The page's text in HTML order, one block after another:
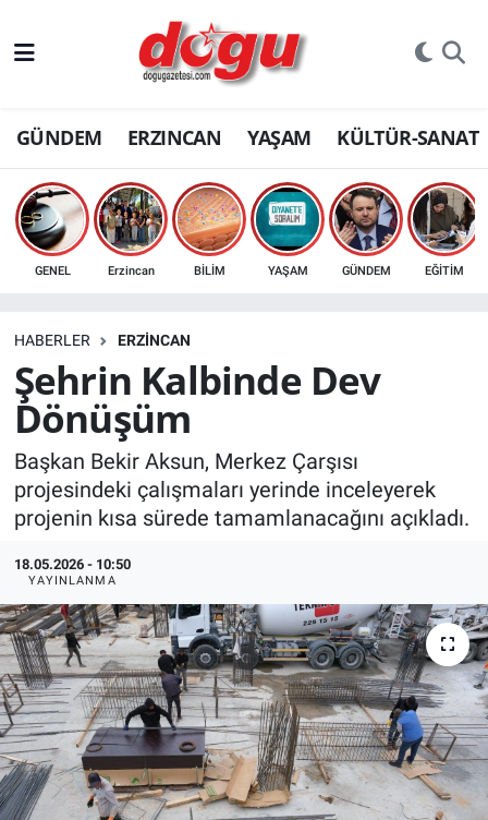
GÜNDEM ERZINCAN YAŞAM KÜLTÜR-SANAT
GENEL Erzincan BİLİM YAŞAM GÜNDEM EĞİTİM
HABERLER ERZINCAN
Şehrin Kalbinde Dev
Dönüşüm
Başkan Bekir Aksun, Merkez Çarşısı
projesindeki çalışmaları yerinde inceleyerek
projenin kısa sürede tamamlanacağını açıkladı.
18.05.2026 - 10:50
YAYINLANMA
ERZINCAN
GÜNDEM
ERZİNCAN FOTOĞRAFLARI
SAĞLIK
EKONOMİ
Bilim, teknoloji
GENEL
KÜLTÜR-SANAT
Yerel Haber
Politika
SPOR
YAŞAM
RESMİ İLAN